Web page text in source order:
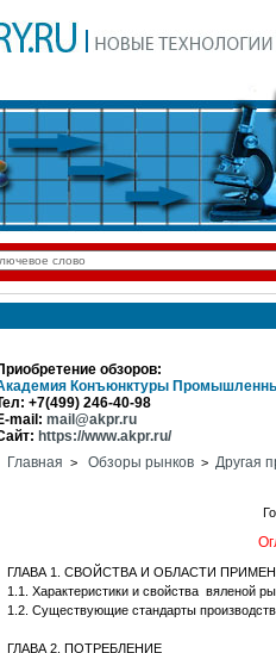
обзоров:
Конъюнктуры
+7(499) 246-40-98
mail: mail@akpr.ru
https://www.akpr.ru/
Главная > Обзоры рынков > Другая
ГЛАВА 1. СВОЙСТВА И ОБЛАСТИ
1.1. Характеристики и свойства вяленой
1.2. Существующие стандарты
ГЛАВА 2. ПОТРЕБЛЕНИЕ